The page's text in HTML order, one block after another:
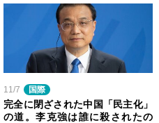
11/7 国際
完全に閉ざされた中国「民主化」
の道。李克強は誰に殺されたの